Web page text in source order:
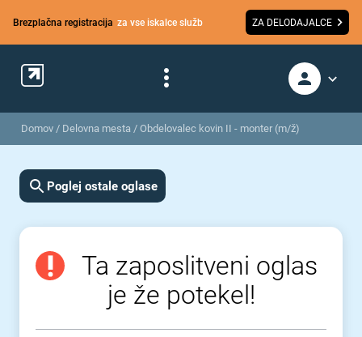
Brezplačna registracija za vse iskalce služb ZA DELODAJALCE
Domov / Delovna mesta / Obdelovalec kovin II - monter (m/ž)
Poglej ostale oglase
Ta zaposlitveni oglas
je že potekel!